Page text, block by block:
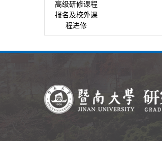
高级研修课程
报名及校外课
程进修